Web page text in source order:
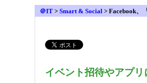
＠IT > Smart & Social > Facebook、
イベント招待やアプ